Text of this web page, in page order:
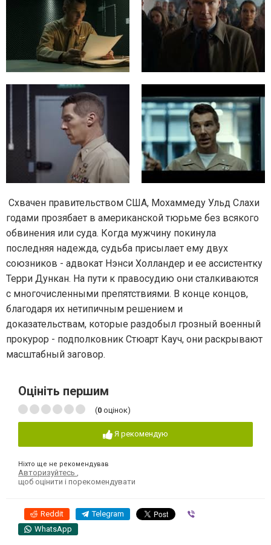
Схвачен правительством США, Мохаммеду Ульд Слахи
годами прозябает в американской тюрьме без всякого
обвинения или суда. Когда мужчину покинула
последняя надежда, судьба присылает ему двух
союзников - адвокат Нэнси Холландер и ее ассистентку
Терри Дункан. На пути к правосудию они сталкиваются
с многочисленными препятствиями. В конце концов,
благодаря их нетипичным решением и
доказательствам, которые раздобыл грозный военный
прокурор - подполковник Стюарт Кауч, они раскрывают
масштабный заговор.
Оцініть першим
(0 оцінок)
Я рекомендую
Ніхто ще не рекомендував
Авторизуйтесь
щоб оцінити і порекомендувати
Reddit Telegram
WhatsApp